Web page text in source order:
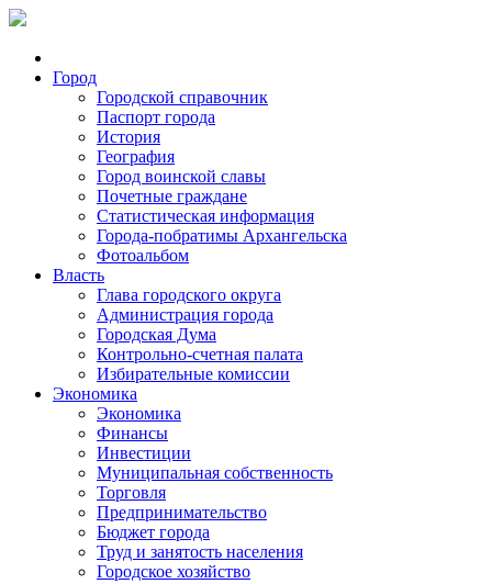
Город
Городской справочник
Паспорт города
История
География
Город воинской славы
Почетные граждане
Статистическая информация
Города-побратимы Архангельска
Фотоальбом
Власть
Глава городского округа
Администрация города
Городская Дума
Контрольно-счетная палата
Избирательные комиссии
Экономика
Экономика
Финансы
Инвестиции
Муниципальная собственность
Торговля
Предпринимательство
Бюджет города
Труд и занятость населения
Городское хозяйство